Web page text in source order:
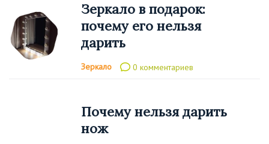
Зеркало в подарок:
почему его нельзя
дарить
Зеркало 0 комментариев
Почему нельзя дарить
нож